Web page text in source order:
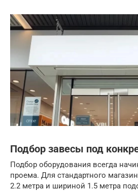
Подбор завесы под
Подбор оборудования всегда
проема. Для стандартного
2.2 метра и шириной 1.5 метра